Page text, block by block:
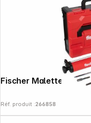
Réf. produit :266858